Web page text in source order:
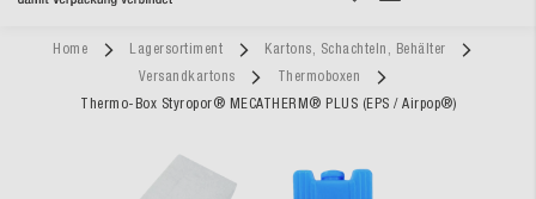
Home Lagersortiment
Kartons, Schachteln, Behälter
Versandkartons
Thermoboxen
Thermo-Box Styropor® MECATHERM® PLUS (EPS / Airpop®)